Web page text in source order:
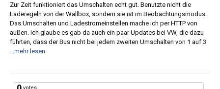
Zur Zeit funktioniert das Umschalten echt gut. Benutzte nicht die
Laderegeln von der Wallbox, sondern sie ist im Beobachtungsmodus.
Das Umschalten und Ladestromeinstellen mache ich per HTTP von
außen. Ich glaube es gab da auch ein paar Updates bei VW, die dazu
führten, dass der Bus nicht bei jedem zweiten Umschalten von 1 auf 3
...mehr lesen